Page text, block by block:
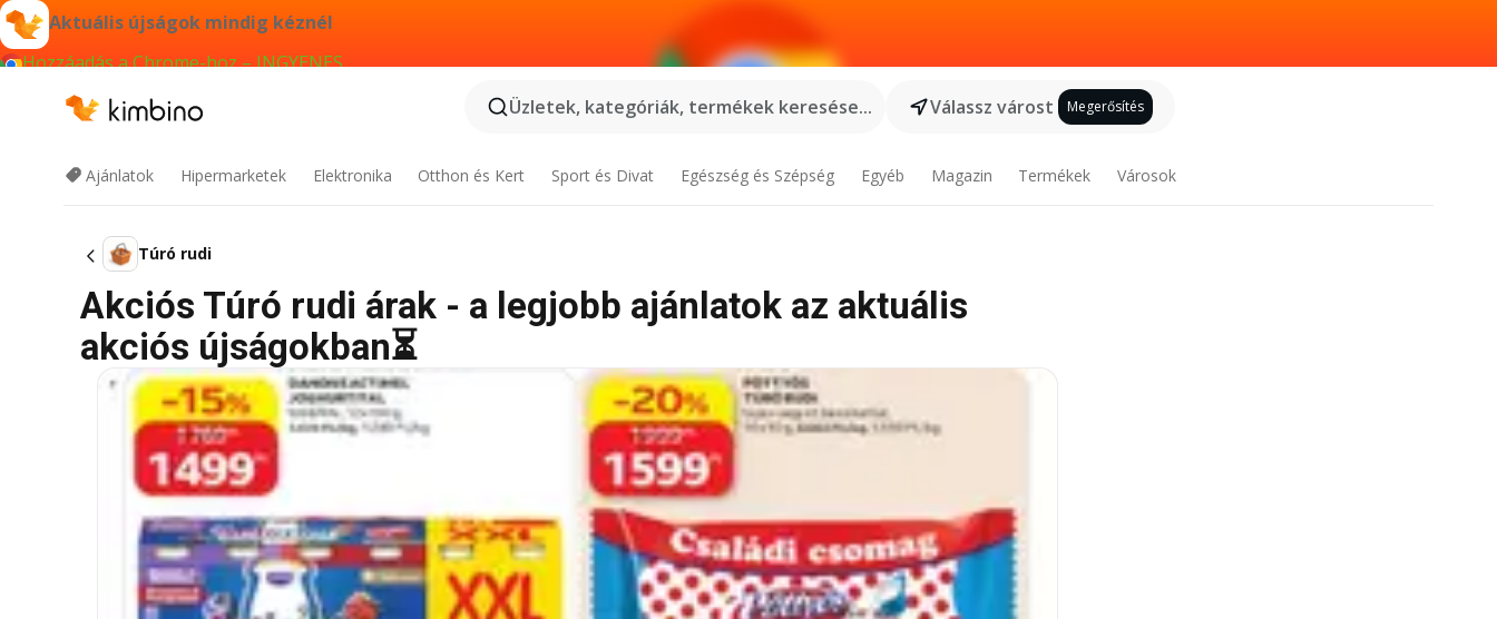
Aktuális újságok mindig kéznél
Hozzáadás a Chrome-hoz – INGYENES
Üzletek, kategóriák, termékek keresése...
Válassz várost Megerősítés
Ajánlatok Hipermarketek Elektronika Otthon és Kert Sport és Divat Egészség és Szépség Egyéb Magazin Termékek Városok
Túró rudi
Akciós Túró rudi árak - a legjobb ajánlatok az aktuális
akciós újságokban⏳